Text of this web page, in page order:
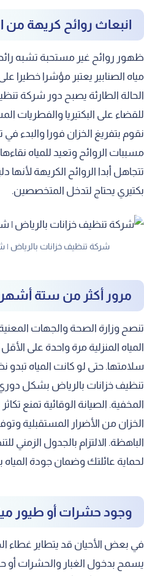
انبعاث روائح كريهة من
ظهور روائح غير مستحبة تشبه
مياه الصنابير يعتبر مؤشرا خطيرا
الحالة الطارئة يصبح دور شركة
للقضاء على البكتيريا والفطريات
نقوم بتفريغ الخزان فورا والبدء
مسببات الروائح وتعيد للمياه
تتجاهل أبدا الروائح الكريهة
بكتيري يحتاج لتدخل المتخصصين.
شركة تنظيف خزانات بالرياض |
مرور أكثر من ستة
تنصح وزارة الصحة والجهات
المياه المنزلية مرة واحدة على
سلامتها. حتى لو كانت المياه
تنظيف خزانات بالرياض بشكل
المخفية. الصيانة الوقائية تمنع
الخزان من الأضرار المستقبلية
الباهظة. الالتزام بالجدول
لحماية عائلتك وضمان جودة
وجود حشرات أو طيور
في بعض الأحيان قد يتطاير غطاء
يسمح بدخول الغبار والحشرات